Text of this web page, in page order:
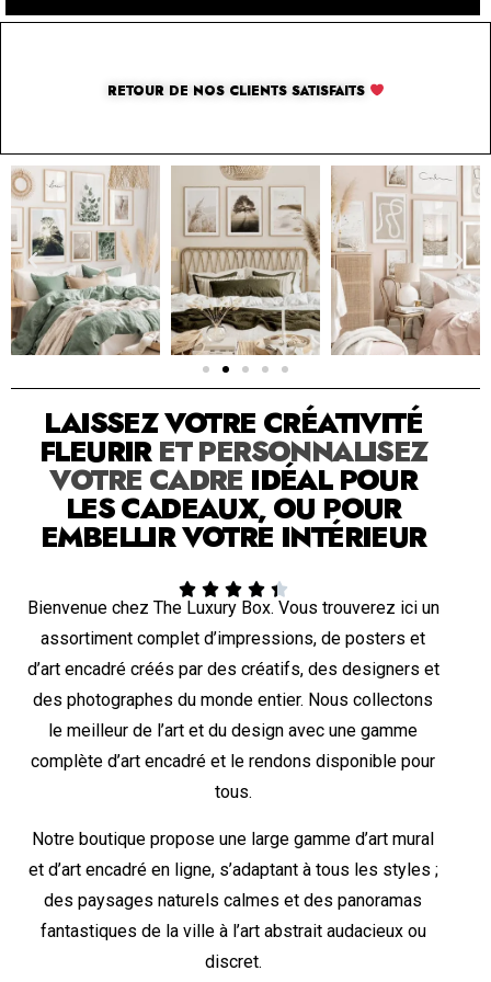
RETOUR DE NOS CLIENTS SATISFAITS
SOLUTION PAR THE LUXURY BOX & CO
LAISSEZ VOTRE CRÉATIVITÉ
FLEURIRET PERSONNALISEZ
VOTRE CADRE IDÉAL POUR
LES CADEAUX, OU POUR
EMBELLIR VOTRE INTÉRIEUR
    
Bienvenue chez The Luxury Box. Vous trouverez ici un
assortiment complet d’impressions, de posters et
d’art encadré créés par des créatifs, des designers et
des photographes du monde entier. Nous collectons
le meilleur de l’art et du design avec une gamme
complète d’art encadré et le rendons disponible pour
tous.
Notre boutique propose une large gamme d’art mural
et d’art encadré en ligne, s’adaptant à tous les styles ;
des paysages naturels calmes et des panoramas
fantastiques de la ville à l’art abstrait audacieux ou
discret.